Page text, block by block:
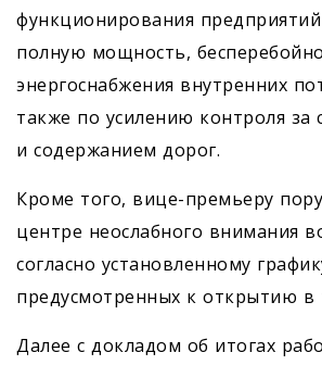
функционирования
полную мощность,
энергоснабжения внутренних
также по усилению контроля за
и содержанием дорог.
Кроме того, вице-премьеру
центре неослабного внимания
согласно установленному
предусмотренных к открытию в
Далее с докладом об итогах